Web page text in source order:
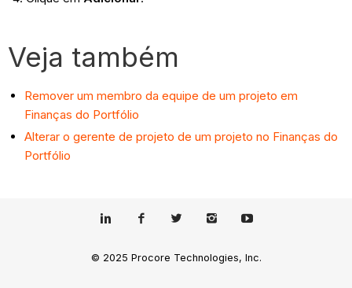
Veja também
Remover um membro da equipe de um projeto em
Finanças do Portfólio
Alterar o gerente de projeto de um projeto no Finanças do
Portfólio
© 2025 Procore Technologies, Inc.